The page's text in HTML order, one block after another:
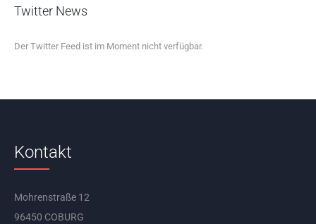
Twitter News
Der Twitter Feed ist im Moment nicht verfügbar.
Kontakt
Mohrenstraße 12
96450 COBURG